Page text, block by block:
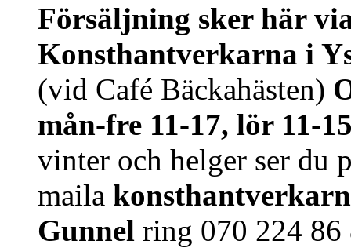
Försäljning sker här
Konsthantverkarna i
(vid Café Bäckahästen)
mån-fre 11-17, lör 11-
vinter och helger ser du
maila
Gunnel ring 070 224 86